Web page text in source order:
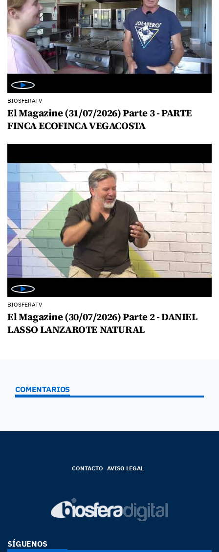
BIOSFERATV
El Magazine (31/07/2026) Parte 3 - PARTE
FINCA ECOFINCA VEGACOSTA
BIOSFERATV
El Magazine (30/07/2026) Parte 2 - DANIEL
LASSO LANZAROTE NATURAL
COMENTARIOS
CONTACTO AVISO LEGAL
SÍGUENOS